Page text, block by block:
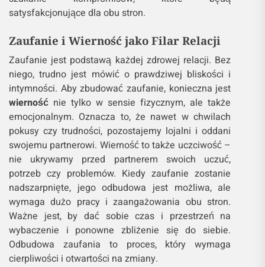
satysfakcjonujące dla obu stron.
Zaufanie i Wierność jako Filar Relacji
Zaufanie jest podstawą każdej zdrowej relacji. Bez
niego, trudno jest mówić o prawdziwej bliskości i
intymności. Aby zbudować zaufanie, konieczna jest
wierność nie tylko w sensie fizycznym, ale także
emocjonalnym. Oznacza to, że nawet w chwilach
pokusy czy trudności, pozostajemy lojalni i oddani
swojemu partnerowi. Wierność to także uczciwość –
nie ukrywamy przed partnerem swoich uczuć,
potrzeb czy problemów. Kiedy zaufanie zostanie
nadszarpnięte, jego odbudowa jest możliwa, ale
wymaga dużo pracy i zaangażowania obu stron.
Ważne jest, by dać sobie czas i przestrzeń na
wybaczenie i ponowne zbliżenie się do siebie.
Odbudowa zaufania to proces, który wymaga
cierpliwości i otwartości na zmiany.